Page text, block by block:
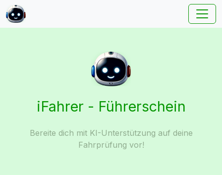
iFahrer - Führerschein
Bereite dich mit KI-Unterstützung auf deine
Fahrprüfung vor!